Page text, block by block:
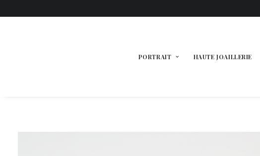
PORTRAIT HAUTE JOAILLERIE